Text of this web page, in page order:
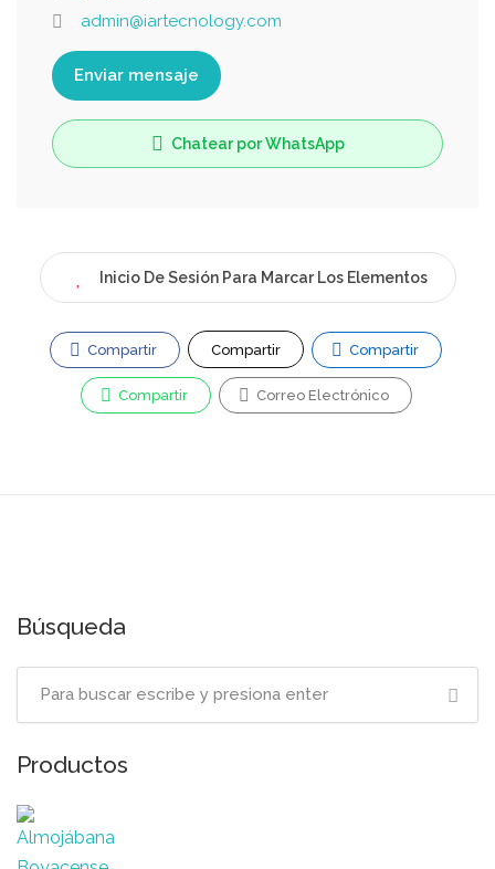
admin@iartecnology.com
Enviar mensaje
Chatear por WhatsApp
Inicio De Sesión Para Marcar Los Elementos
Compartir Compartir Compartir
Compartir Correo Electrónico
Búsqueda
Productos